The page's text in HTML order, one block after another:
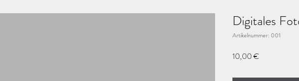
Digitales
Artikelnummer: 001
10,00 €